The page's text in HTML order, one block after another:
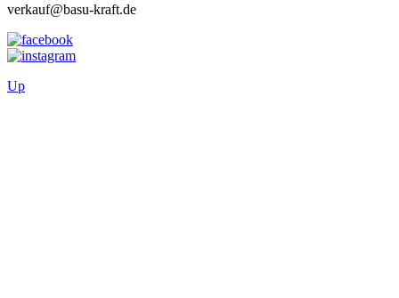
verkauf@basu-kraft.de
Up